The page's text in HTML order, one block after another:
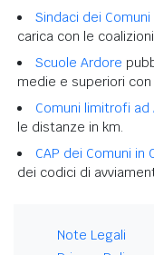
Sindaci dei
carica con le
Scuole Ardore
medie e superiori
Comuni limitrofi ad
le distanze in km.
CAP dei Comuni in
dei codici di
Note Legali